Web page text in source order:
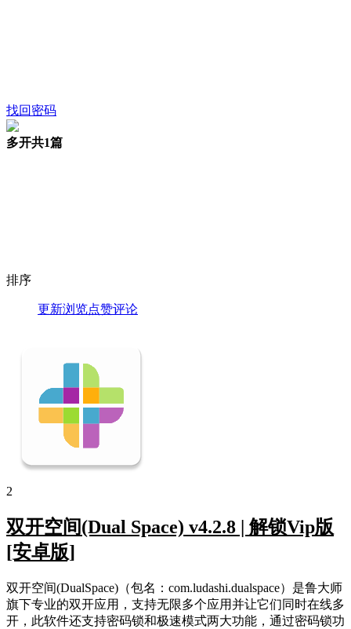
找回密码
多开共1篇
排序
更新浏览点赞评论
2
双开空间(Dual Space) v4.2.8 | 解锁Vip版
[安卓版]
双开空间(DualSpace)（包名：com.ludashi.dualspace）是鲁大师
旗下专业的双开应用，支持无限多个应用并让它们同时在线多
开，此软件还支持密码锁和极速模式两大功能，通过密码锁功